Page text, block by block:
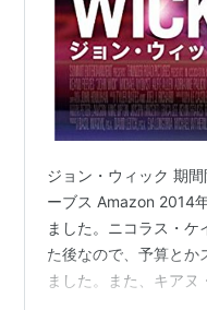
ジョン・ウィック 期
ーブス Amazon 2014
ました。ニコラス・ケ
た後なので、予算とか
ました。また、キアヌ